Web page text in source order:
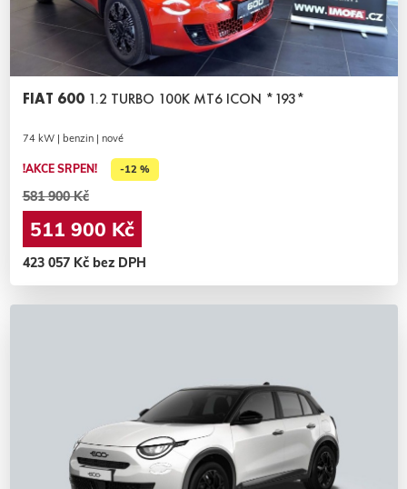
FIAT 600 1.2 TURBO 100K MT6 ICON *193*
74 kW | benzin | nové
!AKCE SRPEN! -12 %
581 900 Kč
511 900 Kč
423 057 Kč bez DPH